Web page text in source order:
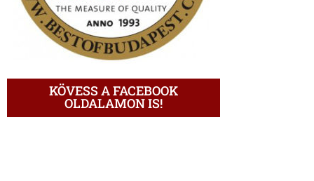
KÖVESS A FACEBOOK
OLDALAMON IS!